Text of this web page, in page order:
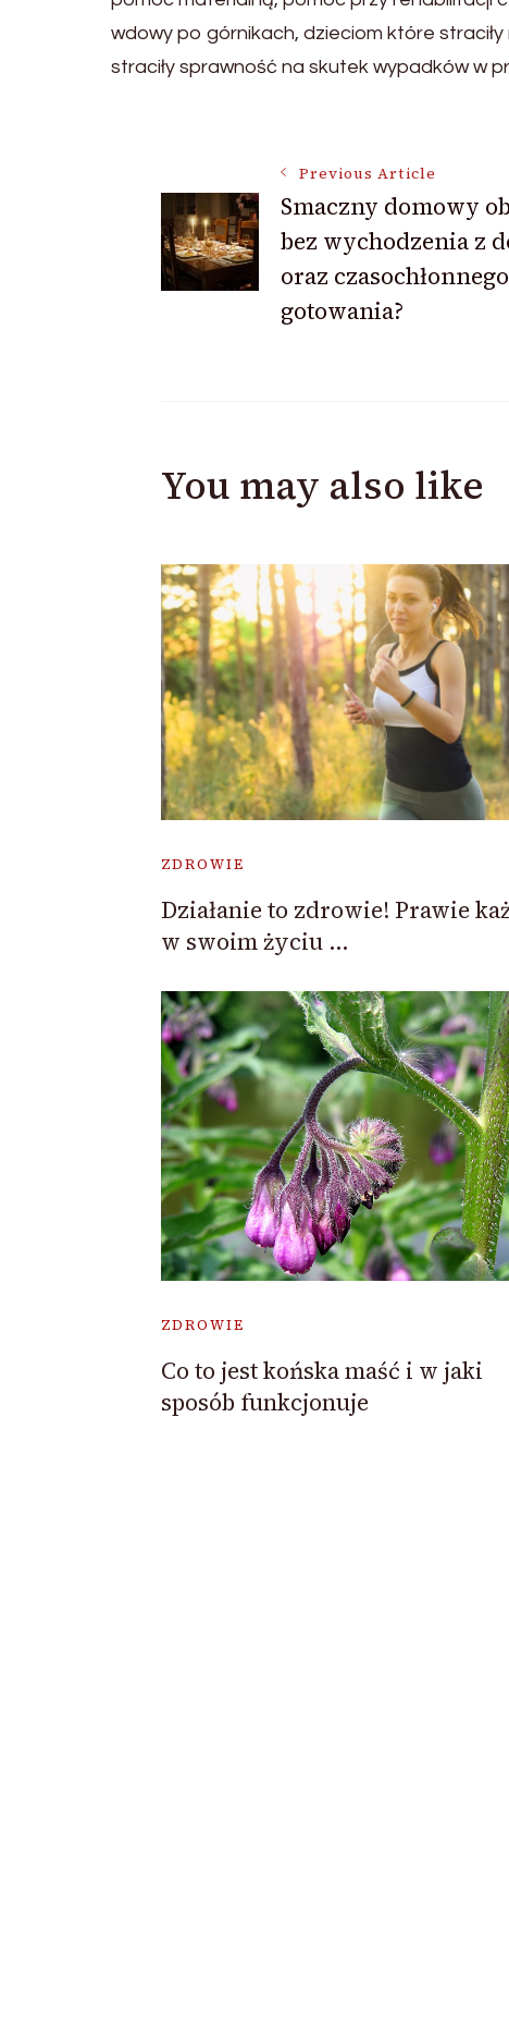
wdowy po górnikach, dzieciom które
straciły sprawność na skutek wypadków w
Navigation
Previous Article
Smaczny domowy
bez wychodzenia z
oraz czasochłonnego
gotowania?
You may also like
ZDROWIE
Działanie to zdrowie! Prawie
w swoim życiu …
ZDROWIE
Co to jest końska maść i w jaki
sposób funkcjonuje